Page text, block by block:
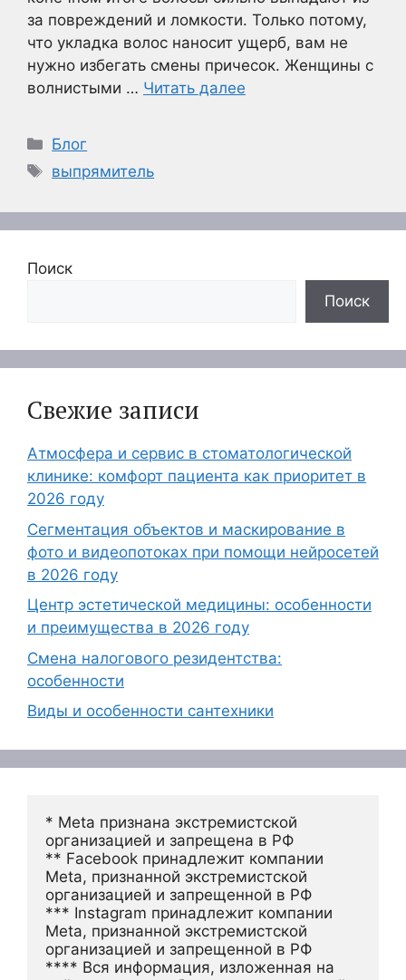
за повреждений и ломкости. Только потому,
что укладка волос наносит ущерб, вам не
нужно избегать смены причесок. Женщины с
волнистыми … Читать далее
Рубрики
Блог
Метки
выпрямитель
Поиск
Поиск
Свежие записи
Атмосфера и сервис в стоматологической
клинике: комфорт пациента как приоритет в
2026 году
Сегментация объектов и маскирование в
фото и видеопотоках при помощи нейросетей
в 2026 году
Центр эстетической медицины: особенности
и преимущества в 2026 году
Смена налогового резидентства:
особенности
Виды и особенности сантехники
* Meta признана экстремистской
организацией и запрещена в РФ
** Facebook принадлежит компании
Meta, признанной экстремистской
организацией и запрещенной в РФ
*** Instagram принадлежит компании
Meta, признанной экстремистской
организацией и запрещенной в РФ
**** Вся информация, изложенная на